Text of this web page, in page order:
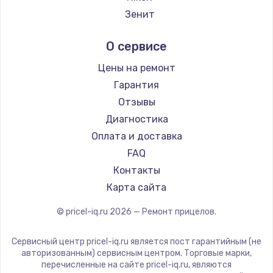
1300 руб.
Заказать
Техобслуживание
Заказать
Установка / подключение / демонтаж
1300 руб.
1400 руб.
Ремонт прицелов IWT
Ремонт прицелов NNPO
Ремонт прицелов Taigan
Ремонт прицелов Thermal Scope
Ремонт прицелов ConoTech
Ремонт прицелов Легат
Ремонт прицелов Athlon
Зенит
Artelv
Hakko
HALES
Leica
Vector Optics
Carl Zeiss
Zeiss
AGM Global Vision
Pilad
Venox
Holosun
О сервисе
Цены на ремонт
Гарантия
Отзывы
Диагностика
Оплата и доставка
FAQ
Контакты
Карта сайта
© pricel-iq.ru 2026 — Ремонт прицелов.
Сервисный центр pricel-iq.ru является пост гарантийным (не
авторизованным) сервисным центром. Торговые марки,
перечисленные на сайте pricel-iq.ru, являются